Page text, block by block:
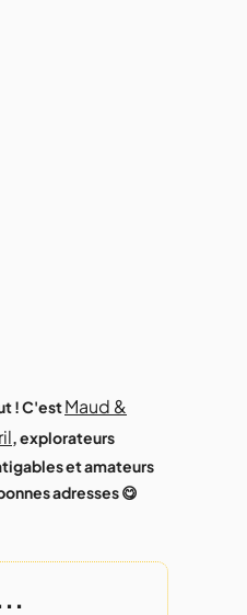
! C'estMaud &
, explorateurs
et amateurs
adresses 😋